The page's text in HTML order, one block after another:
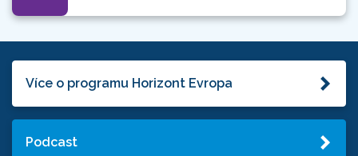
Více o programu Horizont Evropa
Podcast